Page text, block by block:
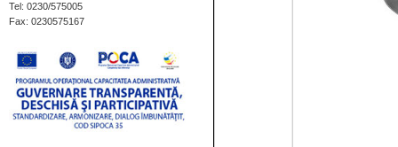
Tel: 0230/575005
Fax: 0230575167